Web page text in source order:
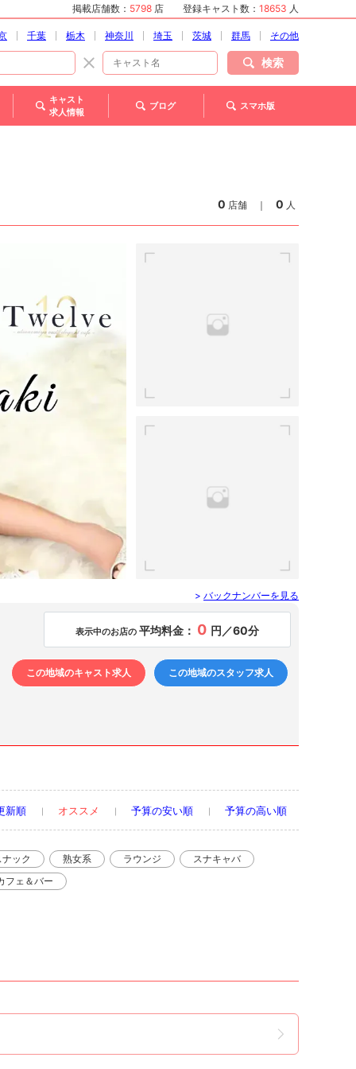
掲載店舗数： 5798 店 登録キャスト数： 18653 人
千葉 栃木 神奈川 埼玉 茨城 群馬 その他
検索
キャスト
求人情報
ブログ スマホ版
0 店舗 ｜ 0 人
> バックナンバーを見る
表示中のお店の 平均料金： 0 円／60分
この地域のキャスト求人 この地域のスタッフ求人
新順 オススメ 予算の安い順 予算の高い順
ック 熟女系 ラウンジ
スナキャバ
フェ＆バー